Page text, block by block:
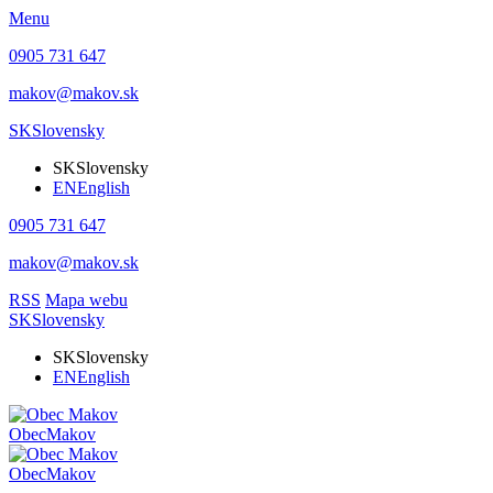
Menu
0905 731 647
makov@makov.sk
SKSlovensky
SKSlovensky
ENEnglish
0905 731 647
makov@makov.sk
RSS Mapa webu
SKSlovensky
SKSlovensky
ENEnglish
ObecMakov
ObecMakov